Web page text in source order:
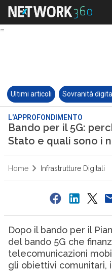
Ultimi articoli Sovranità
L'APPROFONDIMENTO
Bando per il 5G:
Stato e quali sono i
Home Infrastrutture Digitali
Dopo il bando per il
del bando 5G che
telecomunicazioni
gli obiettivi comunitari,